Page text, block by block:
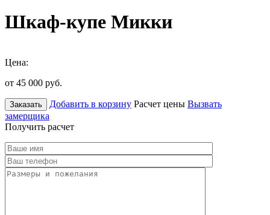
Шкаф-купе Микки
Цена:
от 45 000 руб.
Заказать Добавить в корзину Расчет цены Вызвать
замерщика
Получить расчет